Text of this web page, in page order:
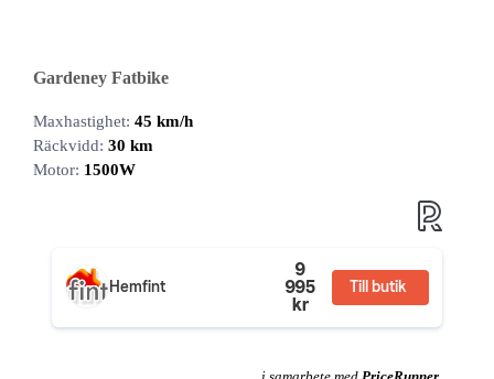
Gardeney Fatbike
Maxhastighet: 45 km/h
Räckvidd: 30 km
Motor: 1500W
Hemfint
9
995
kr
Till butik